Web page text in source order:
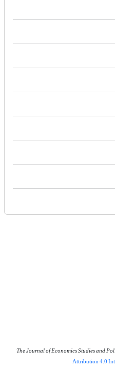
The Journal of Economics Studies and
Attribution 4.0